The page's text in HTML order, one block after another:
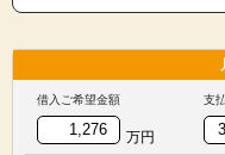
借入ご希望金額
万円
支